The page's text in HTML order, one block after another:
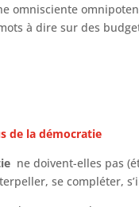
omnisciente
à dire sur des
de la démocratie
ne doivent-elles pas
se compléter,